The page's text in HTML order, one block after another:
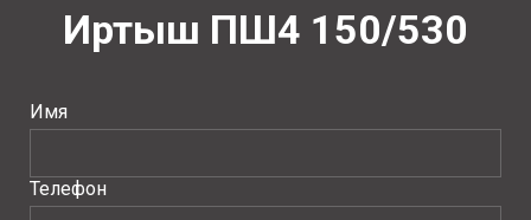
Иртыш ПШ4 150/530
Имя
Телефон